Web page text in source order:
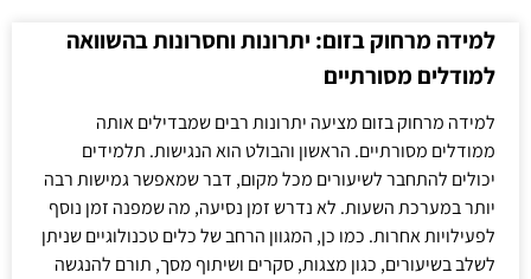
למידה מרחוק בזום: יתרונות וחסרונות בהשוואה
למודלים מסורתיים
למידה מרחוק בזום מציעה יתרונות רבים שמבדילים אותה
ממודלים מסורתיים. הראשון והבולט הוא הנגישות. תלמידים
יכולים להתחבר לשיעורים מכל מקום, דבר שמאפשר גמישות רבה
יותר במערכת השעות. לא נדרש זמן נסיעה, מה שמפנה זמן נוסף
לפעילויות אחרות. כמו כן, המגוון הרחב של כלים טכנולוגיים שניתן
לשלב בשיעורים, כגון מצגות, סקרים ושיתוף מסך, תורם להנגשה